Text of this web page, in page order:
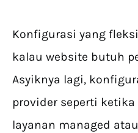
Konfigurasi yang
kalau website butuh
Asyiknya lagi,
provider seperti
layanan managed